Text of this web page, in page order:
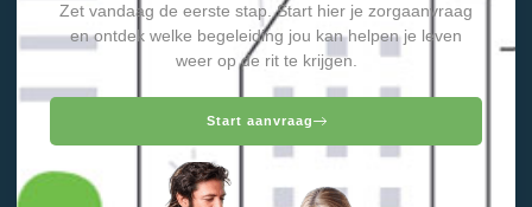
Zet vandaag de eerste stap. Start hier je zorgaanvraag
en ontdek welke begeleiding jou kan helpen je leven
weer op de rit te krijgen.
Start aanvraag